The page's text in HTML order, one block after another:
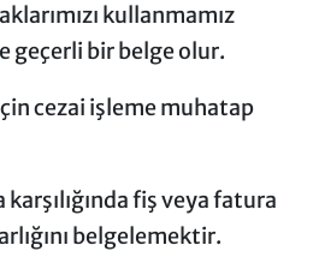
kullanmamız
geçerli bir belge olur.
cezai işleme muhatap
karşılığında fiş veya fatura
belgelemektir.